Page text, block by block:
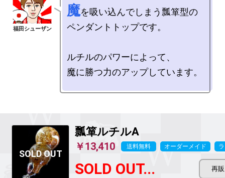
魔を吸い込んでしまう瓢箪型の
ペンダントトップです。
ルチルのパワーによって、
魔に勝つ力のアップしています。
瓢箪ルチルA
￥13,410 送料無料 オーダーメイド
SOLD OUT...